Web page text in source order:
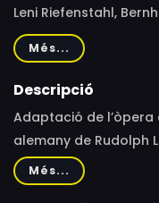
Leni Riefenstahl,
Koppenhöfer, Karl
Holzboer, Franz
Hans Lackner, Walter
Més...
Descripció
Adaptació de l’òpera
alemany de Rudolph
torn, en l'obra d'Àngel
Més...